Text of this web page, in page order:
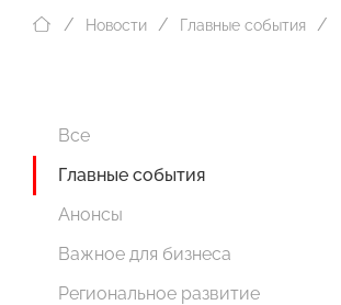
Новости Главные события
Все
Главные события
Анонсы
Важное для бизнеса
Региональное развитие